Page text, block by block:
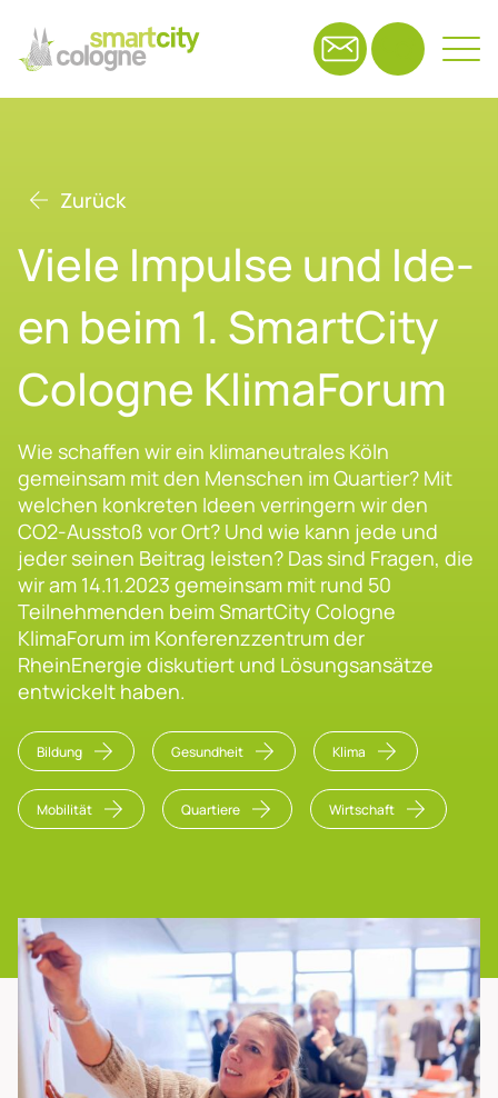
Zurück
Vie­le Im­pul­se und Ide­
en beim 1. Smart­Ci­ty
Co­lo­gne Kli­ma­Fo­rum
Wie schaffen wir ein klimaneutrales Köln
gemeinsam mit den Menschen im Quartier? Mit
welchen konkreten Ideen verringern wir den
CO2-Ausstoß vor Ort? Und wie kann jede und
jeder seinen Beitrag leisten? Das sind Fragen, die
wir am 14.11.2023 gemeinsam mit rund 50
Teilnehmenden beim SmartCity Cologne
KlimaForum im Konferenzzentrum der
RheinEnergie diskutiert und Lösungsansätze
entwickelt haben.
Bildung Gesundheit Klima
Mobilität Quartiere Wirtschaft